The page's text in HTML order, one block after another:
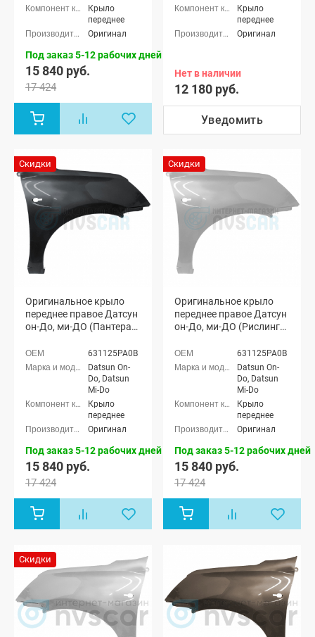
Крыло
переднее
Оригинал
Под заказ 5-12 рабочих дней
15 840 руб.
17 424
Крыло
переднее
Оригинал
Нет в наличии
12 180 руб.
Уведомить
Скидки
Оригинальное крыло
переднее правое Датсун
он-До, ми-ДО (Пантера
631125PA0B
Datsun On-
Do, Datsun
Mi-Do
Крыло
переднее
Оригинал
Под заказ 5-12 рабочих дней
15 840 руб.
17 424
Скидки
Оригинальное крыло
переднее правое Датсун
он-До, ми-ДО (Рислинг
631125PA0B
Datsun On-
Do, Datsun
Mi-Do
Крыло
переднее
Оригинал
Под заказ 5-12 рабочих дней
15 840 руб.
17 424
Скидки